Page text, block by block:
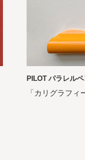
PILOT パラレル
「カリグラフ